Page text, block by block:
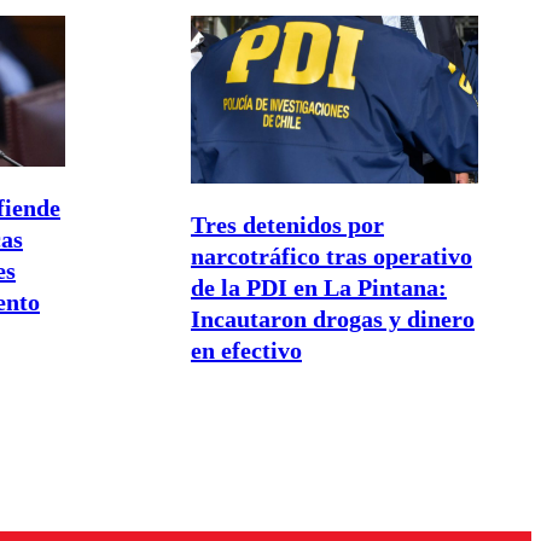
Tres detenidos por
narcotráfico tras operativo
de la PDI en La Pintana:
Incautaron drogas y dinero
en efectivo